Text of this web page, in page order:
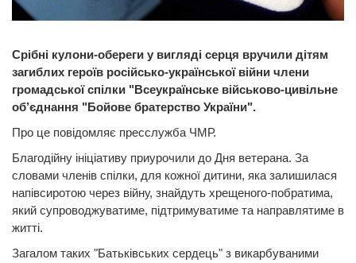
Срібні кулони-обереги у вигляді серця вручили дітям
загиблих героїв російсько-української війни члени
громадської спілки "Всеукраїнське військово-цивільне
об’єднання "Бойове братерство України".
Про це повідомляє пресслужба ЧМР.
Благодійну ініціативу приурочили до Дня ветерана. За
словами членів спілки, для кожної дитини, яка залишилася
напівсиротою через війну, знайдуть хрещеного-побратима,
який супроводжуватиме, підтримуватиме та направлятиме в
житті.
Загалом таких "Батьківських сердець" з викарбуваними